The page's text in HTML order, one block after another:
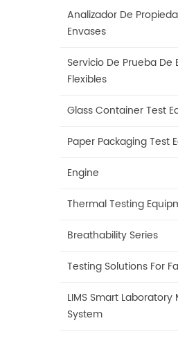
Analizador De
Envases
Servicio De Prueba De
Flexibles
Glass Container Test
Paper Packaging Test
Engine
Thermal Testing
Breathability Series
Testing Solutions For
LIMS Smart
System